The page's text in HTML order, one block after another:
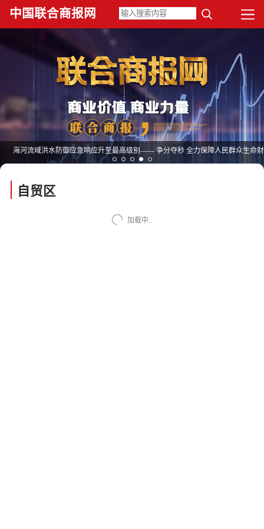
中国联合商报网
海河流域洪水防御应急响应升至最高级别—— 争分夺秒 全力保障人民群众生命
自贸区
加载中..